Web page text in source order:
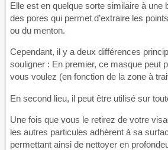
Elle est en quelque sorte similaire à une
des pores qui permet d’extraire les
ou du menton.
Cependant, il y a deux différences
souligner : En premier, ce masque peut
vous voulez (en fonction de la zone à
En second lieu, il peut être utilisé sur
Une fois que vous le retirez de votre
les autres particules adhèrent à sa
permettant ainsi de nettoyer en